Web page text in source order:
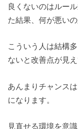
良くないのはルー
た結果、何が悪い
こういう人は結構
ないと改善点が見え
あんまりチャンス
になります。
見直せる環境を意